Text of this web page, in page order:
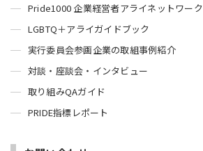
Pride1000 企業経営者アライネットワーク
LGBTQ＋アライガイドブック
実行委員会参画企業の取組事例紹介
対談・座談会・インタビュー
取り組みQAガイド
PRIDE指標レポート